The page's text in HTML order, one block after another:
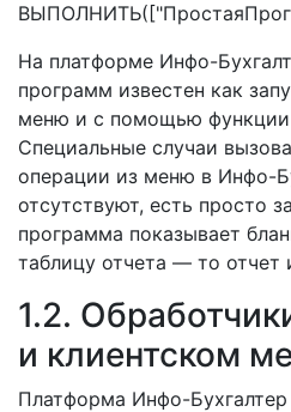
На платформе Инфо-
программ известен как
меню и с помощью
Специальные случаи
операции из меню в Инфо-
отсутствуют, есть просто
программа показывает
таблицу отчета — то отчет
1.2.
и клиентском
Платформа Инфо-